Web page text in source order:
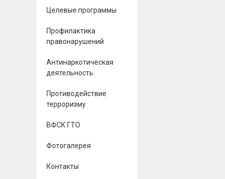
Целевые программы
Профилактика
правонарушений
Антинаркотическая
деятельность
Противодействие
терроризму
ВФСК ГТО
Фотогалерея
Контакты